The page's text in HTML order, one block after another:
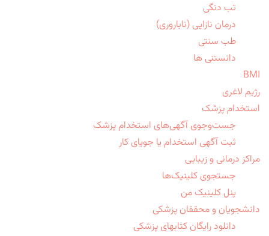
تب دنگی
درمان نازایی (ناباروری)
طب سنتی
دانستنی ها
BMI
رژیم لاغری
استخدام پزشک
جست‌وجوی آگهی‌های استخدام پزشک
ثبت آگهی استخدام یا جویای کار
مراکز درمانی و زیبایی
جستجوی کلینیک‌ها
پنل کلینیک من
دانشجویان و محققان پزشکی
دانلود رایگان کتابهای پزشکی